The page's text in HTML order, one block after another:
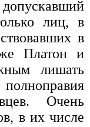
лиц, в
в
Пла­тон и
лишать
Очень
в их числе